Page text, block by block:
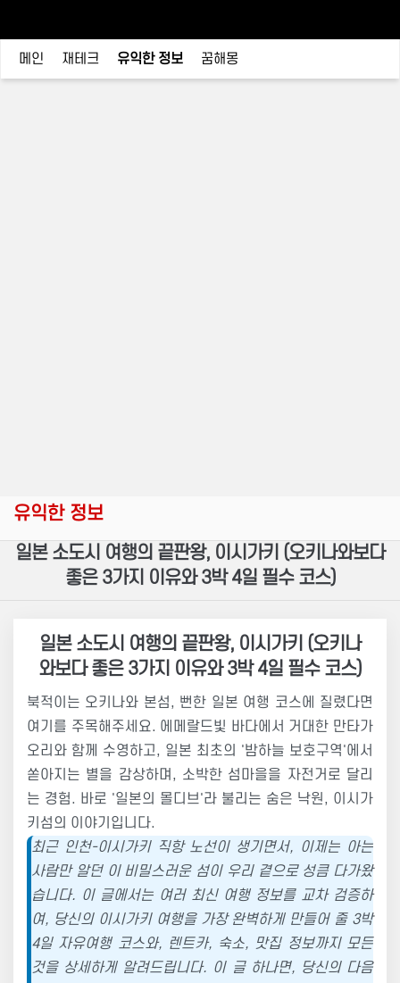
메인 재테크 유익한 정보 꿈해몽
유익한 정보
일본 소도시 여행의 끝판왕, 이시가키 (오키나와보다
좋은 3가지 이유와 3박 4일 필수 코스)
일본 소도시 여행의 끝판왕, 이시가키 (오키나
와보다 좋은 3가지 이유와 3박 4일 필수 코스)
북적이는 오키나와 본섬, 뻔한 일본 여행 코스에 질렸다면
여기를 주목해주세요. 에메랄드빛 바다에서 거대한 만타가
오리와 함께 수영하고, 일본 최초의 '밤하늘 보호구역'에서
쏟아지는 별을 감상하며, 소박한 섬마을을 자전거로 달리
는 경험. 바로 '일본의 몰디브'라 불리는 숨은 낙원, 이시가
키섬의 이야기입니다.
최근 인천-이시가키 직항 노선이 생기면서, 이제는 아는
사람만 알던 이 비밀스러운 섬이 우리 곁으로 성큼 다가왔
습니다. 이 글에서는 여러 최신 여행 정보를 교차 검증하
여, 당신의 이시가키 여행을 가장 완벽하게 만들어 줄 3박
4일 자유여행 코스와, 렌트카, 숙소, 맛집 정보까지 모든
것을 상세하게 알려드립니다. 이 글 하나면, 당신의 다음